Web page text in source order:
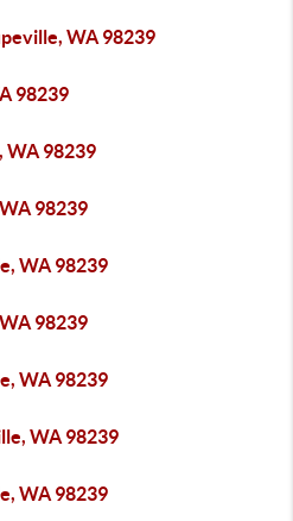
WA 98239
98239
WA 98239
98239
WA 98239
98239
WA 98239
WA 98239
WA 98239